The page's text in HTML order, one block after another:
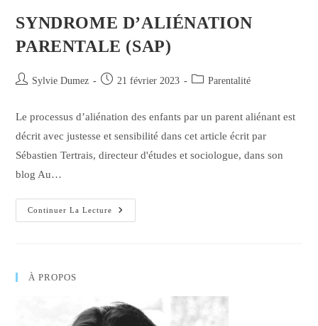
SYNDROME D’ALIÉNATION
PARENTALE (SAP)
Auteur/autrice
publication :
Sylvie Dumez
Publication
21 février 2023
PostParentalité
Le processus d’aliénation des enfants par un parent aliénant est
décrit avec justesse et sensibilité dans cet article écrit par
Sébastien Tertrais, directeur d'études et sociologue, dans son
blog Au…
Continuer La Lecture
Syndrome
D’Aliénation
À PROPOS